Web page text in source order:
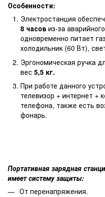
Особенности:
Электростанция
8 часов из-за
одновременно питает
холодильник (60 Вт),
Эргономическая ручка
вес 5,5 кг.
При работе данного
телевизор + интернет +
телефона, также есть
фонарь.
Портативная зарядная
имеет систему защиты:
От перенапряжения.